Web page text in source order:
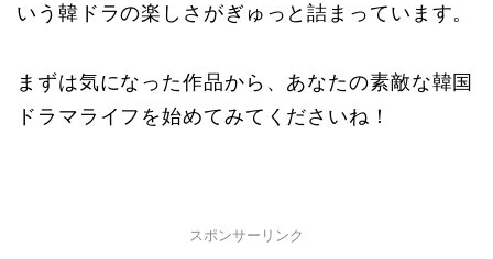
いう韓ドラの楽しさがぎゅっと詰まっています。
まずは気になった作品から、あなたの素敵な韓国
ドラマライフを始めてみてくださいね！
スポンサーリンク